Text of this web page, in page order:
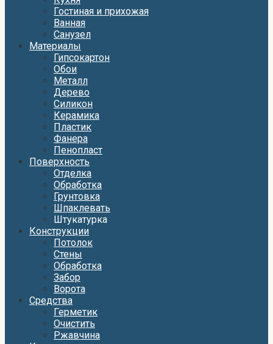
Гостиная и прихожая
Ванная
Санузел
Материалы
Гипсокартон
Обои
Металл
Дерево
Силикон
Керамика
Пластик
Фанера
Пенопласт
Поверхность
Отделка
Обработка
Грунтовка
Шпаклевать
Штукатурка
Конструкции
Потолок
Стены
Обработка
Забор
Ворота
Средства
Герметик
Очистить
Ржавчина